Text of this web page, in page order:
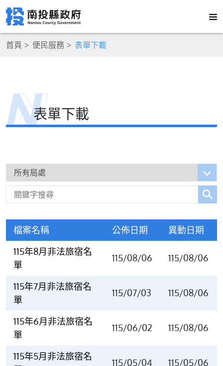
首頁 便民服務 表單下載
表單下載
檔案名稱 公佈日期
異動日期
115年8月非法旅宿名
單
115/08/06 115/08/06
115年7月非法旅宿名
單
115/07/03 115/08/06
115年6月非法旅宿名
單
115/06/02 115/08/06
115年5月非法旅宿名
115/05/04 115/05/06